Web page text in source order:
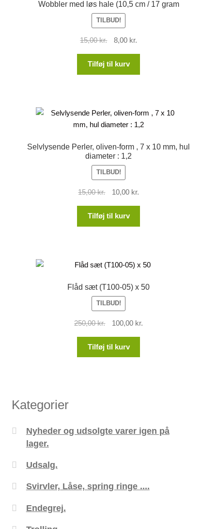
Wobbler med løs hale (10,5 cm / 17 gram
TILBUD!
15,00kr.
Den
pris
var:
8,00 kr.
er:
Tilføj til kurv
Selvlysende Perler, oliven-form , 7 x 10 mm, hul
diameter : 1,2
TILBUD!
15,00kr.
Den
pris
var:
10,00 kr.
er:
Tilføj til kurv
Flåd sæt (T100-05) x 50
TILBUD!
250,00kr.
Den
pris
var:
100,00 kr.
Tilføj til kurv
Kategorier
Nyheder og udsolgte varer igen på
lager.
Udsalg.
Svirvler, Låse, spring ringe ....
Endegrej.